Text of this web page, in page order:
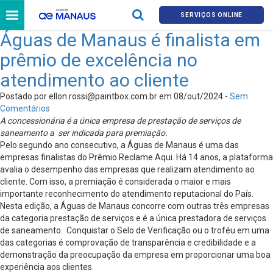
SERVIÇOS ONLINE
Águas de Manaus é finalista em
prêmio de excelência no
atendimento ao cliente
Postado porellon.rossi@paintbox.com.brem 08/out/2024 - Sem
Comentários
A concessionária é a única empresa de prestação de serviços de
saneamento a ser indicada para premiação.
Pelo segundo ano consecutivo, a Águas de Manaus é uma das
empresas finalistas do Prêmio Reclame Aqui. Há 14 anos, a plataforma
avalia o desempenho das empresas que realizam atendimento ao
cliente. Com isso, a premiação é considerada o maior e mais
importante reconhecimento do atendimento reputacional do País.
Nesta edição, a Águas de Manaus concorre com outras três empresas
da categoria prestação de serviços e é a única prestadora de serviços
de saneamento. Conquistar o Selo de Verificação ou o troféu em uma
das categorias é comprovação de transparência e credibilidade e a
demonstração da preocupação da empresa em proporcionar uma boa
experiência aos clientes.